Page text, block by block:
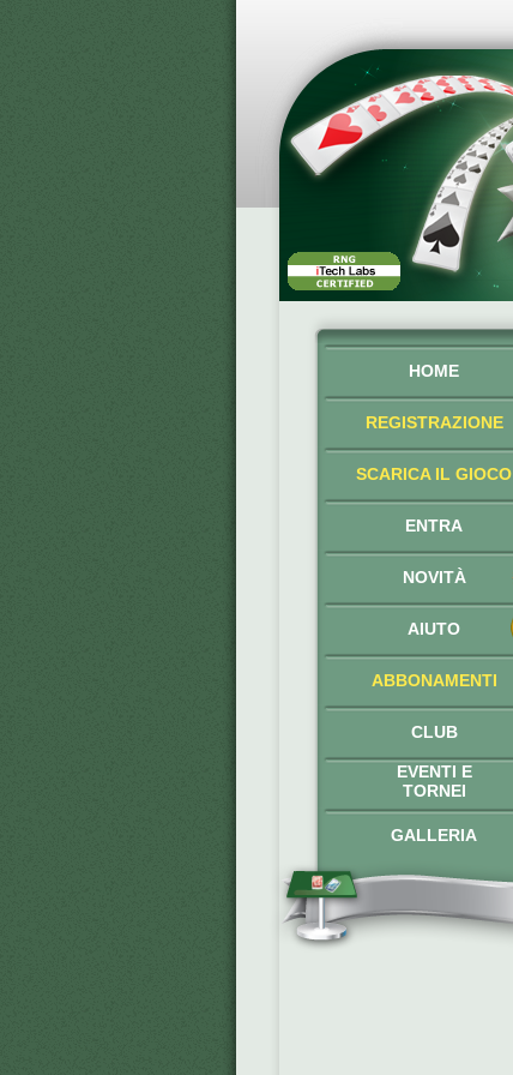
HOME
REGISTRAZIONE
SCARICA IL GIOCO
ENTRA
NOVITÀ
AIUTO
ABBONAMENTI
CLUB
EVENTI E
TORNEI
GALLERIA